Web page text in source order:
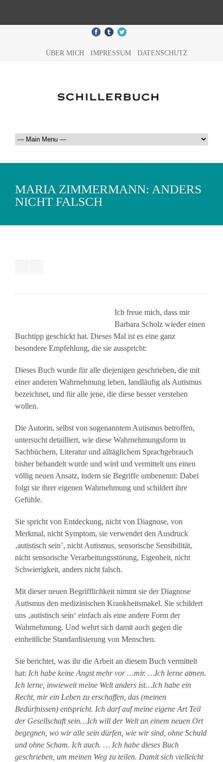
ÜBER MICH IMPRESSUM DATENSCHUTZ
MARIA ZIMMERMANN: ANDERS
NICHT FALSCH
Ich freue mich, dass mir
Barbara Scholz wieder einen
Buchtipp geschickt hat. Dieses Mal ist es eine ganz
besondere Empfehlung, die sie ausspricht:
Dieses Buch wurde für alle diejenigen geschrieben, die mit
einer anderen Wahrnehmung leben, landläufig als Autismus
bezeichnet, und für alle jene, die diese besser verstehen
wollen.
Die Autorin, selbst von sogenanntem Autismus betroffen,
untersucht detailliert, wie diese Wahrnehmungsform in
Sachbüchern, Literatur und alltäglichem Sprachgebrauch
bisher behandelt wurde und wird und vermittelt uns einen
völlig neuen Ansatz, indem sie Begriffe umbenennt: Dabei
folgt sie ihrer eigenen Wahrnehmung und schildert ihre
Gefühle.
Sie spricht von Entdeckung, nicht von Diagnose, von
Merkmal, nicht Symptom, sie verwendet den Ausdruck
‚autistisch sein’, nicht Autismus, sensorische Sensibilität,
nicht sensorische Verarbeitungsstörung, Eigenheit, nicht
Schwierigkeit, anders nicht falsch.
Mit dieser neuen Begrifflichkeit nimmt sie der Diagnose
Autismus den medizinischen Krankheitsmakel. Sie schildert
uns ‚autistisch sein‘ einfach als eine andere Form der
Wahrnehmung. Und wehrt sich damit auch gegen die
einheitliche Standardisierung von Menschen.
Sie berichtet, was ihr die Arbeit an diesem Buch vermittelt
hat: Ich habe keine Angst mehr vor …mir. …Ich lerne atmen.
Ich lerne, inwieweit meine Welt anders ist…Ich habe ein
Recht, mir ein Leben zu erschaffen, das (meinen
Bedürfnissen) entspricht. Ich darf auf meine eigene Art Teil
der Gesellschaft sein…Ich will der Welt an einem neuen Ort
begegnen, wo wir alle sein dürfen, wie wir sind, ohne Schuld
und ohne Scham. Ich auch. … Ich habe dieses Buch
geschrieben, um meinen Weg zu teilen. Damit sich vielleicht